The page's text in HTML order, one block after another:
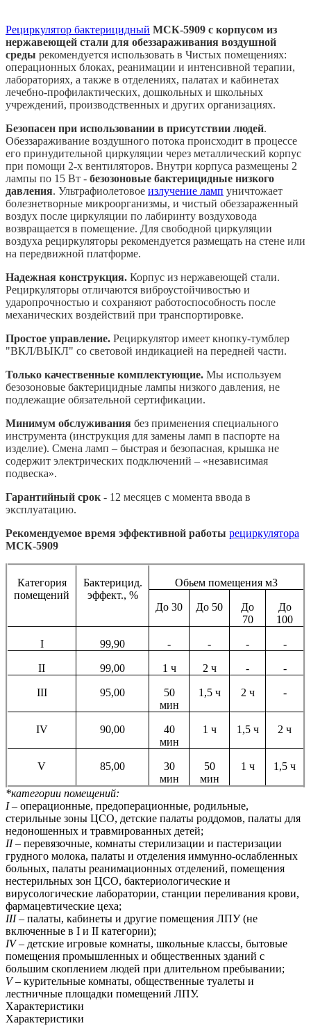
Рециркулятор бактерицидный МСК-5909 с корпусом из
нержавеющей стали для обеззараживания воздушной
среды рекомендуется использовать в Чистых помещениях:
операционных блоках, реанимации и интенсивной терапии,
лабораториях, а также в отделениях, палатах и кабинетах
лечебно-профилактических, дошкольных и школьных
учреждений, производственных и других организациях.
Безопасен при использовании в присутствии людей.
Обеззараживание воздушного потока происходит в процессе
его принудительной циркуляции через металлический корпус
при помощи 2-х вентиляторов. Внутри корпуса размещены 2
лампы по 15 Вт - безозоновые бактерицидные низкого
давления. Ультрафиолетовое излучение ламп уничтожает
болезнетворные микроорганизмы, и чистый обеззараженный
воздух после циркуляции по лабиринту воздуховода
возвращается в помещение. Для свободной циркуляции
воздуха рециркуляторы рекомендуется размещать на стене или
на передвижной платформе.
Надежная конструкция. Корпус из нержавеющей стали.
Рециркуляторы отличаются виброустойчивостью и
ударопрочностью и сохраняют работоспособность после
механических воздействий при транспортировке.
Простое управление. Рециркулятор имеет кнопку-тумблер
"ВКЛ/ВЫКЛ" со световой индикацией на передней части.
Только качественные комплектующие. Мы используем
безозоновые бактерицидные лампы низкого давления, не
подлежащие обязательной сертификации.
Минимум обслуживания без применения специального
инструмента (инструкция для замены ламп в паспорте на
изделие). Смена ламп – быстрая и безопасная, крышка не
содержит электрических подключений – «независимая
подвеска».
Гарантийный срок - 12 месяцев с момента ввода в
эксплуатацию.
Рекомендуемое время эффективной работы рециркулятора
МСК-5909
Категория
помещений
Бактерицид.
эффект., %
Обьем помещения м3
До 30 До 50
До
70
До
100
I 99,90 - - - -
II 99,00 1 ч 2 ч - -
III 95,00
50
мин
1,5 ч 2 ч -
IV 90,00
40
мин
1 ч 1,5 ч 2 ч
V 85,00
30
мин
50
мин
1 ч 1,5 ч
*категории помещений:
I– операционные, предоперационные, родильные,
стерильные зоны ЦСО, детские палаты роддомов, палаты для
недоношенных и травмированных детей;
II– перевязочные, комнаты стерилизации и пастеризации
грудного молока, палаты и отделения иммунно-ослабленных
больных, палаты реанимационных отделений, помещения
нестерильных зон ЦСО, бактериологические и
вирусологические лаборатории, станции переливания крови,
фармацевтические цеха;
III– палаты, кабинеты и другие помещения ЛПУ (не
включенные в I и II категории);
IV– детские игровые комнаты, школьные классы, бытовые
помещения промышленных и общественных зданий с
большим скоплением людей при длительном пребывании;
V– курительные комнаты, общественные туалеты и
лестничные площадки помещений ЛПУ.
Характеристики
Характеристики